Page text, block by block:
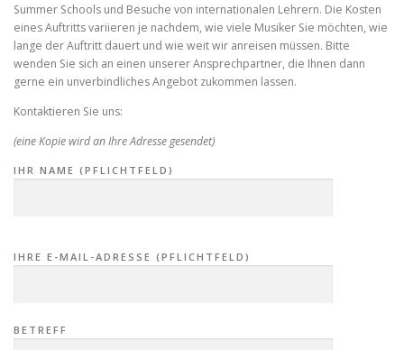
Summer Schools und Besuche von internationalen Lehrern. Die Kosten
eines Auftritts variieren je nachdem, wie viele Musiker Sie möchten, wie
lange der Auftritt dauert und wie weit wir anreisen müssen. Bitte
wenden Sie sich an einen unserer Ansprechpartner, die Ihnen dann
gerne ein unverbindliches Angebot zukommen lassen.
Kontaktieren Sie uns:
(eine Kopie wird an Ihre Adresse gesendet)
IHR NAME (PFLICHTFELD)
I
L
A
IHRE E-MAIL-ADRESSE (PFLICHTFELD)
BETREFF